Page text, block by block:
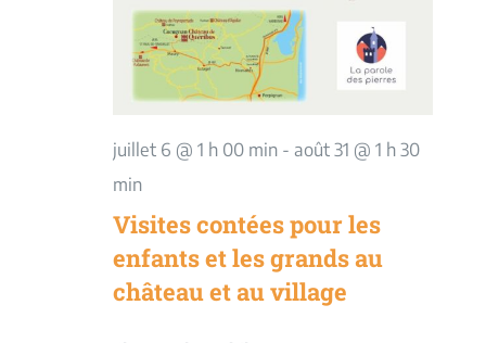
juillet 6 @ 1 h 00 min- août 31 @ 1 h 30
min
Visites contées pour les
enfants et les grands au
château et au village